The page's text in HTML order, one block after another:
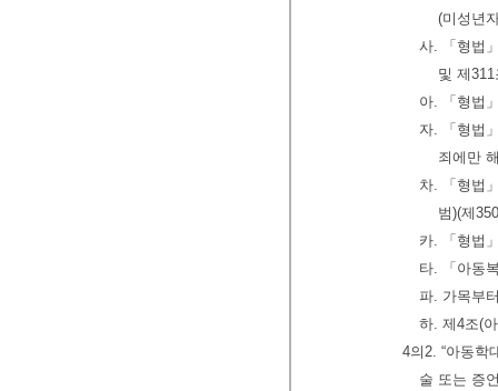
(미성년
사. 「형법
및 제
아. 「형법
자. 「형법
죄에만
차. 「형법
범)(제
카. 「형법
타. 「아동
파. 가목부
하. 제4조(
4의2. “아동학
술 또는 증